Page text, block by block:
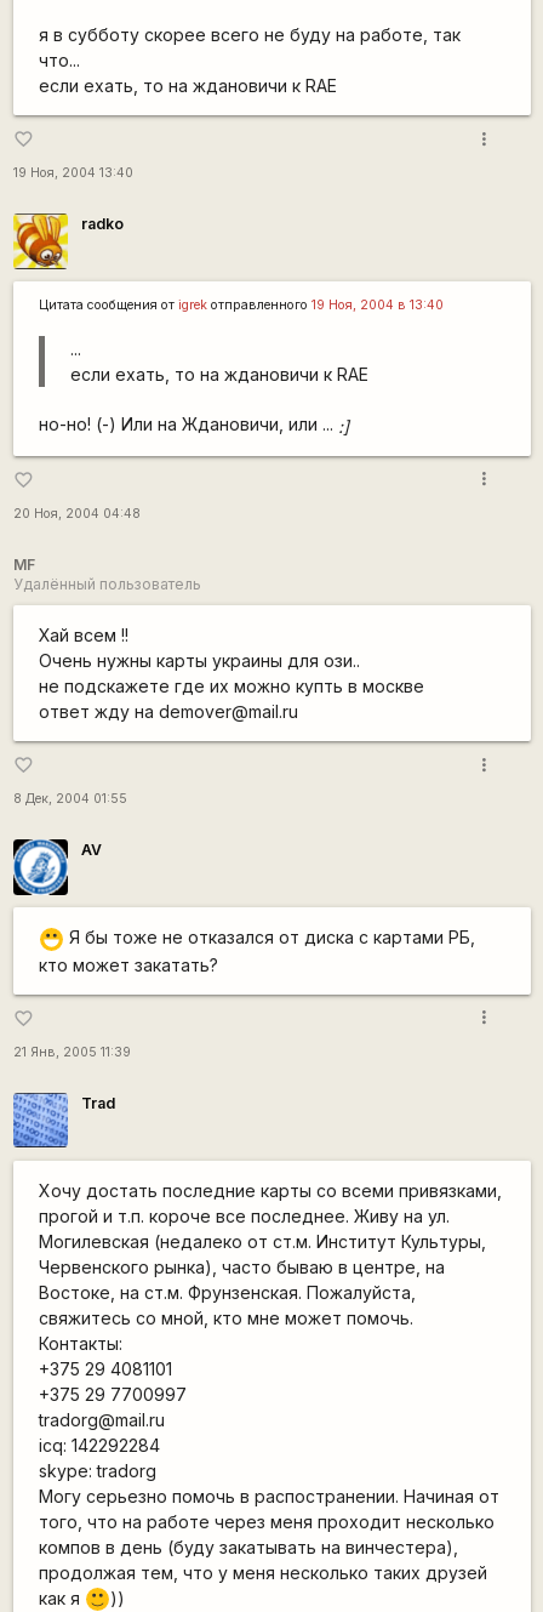
я в субботу скорее всего не буду на работе, так
что...
если ехать, то на ждановичи к RAE
favorite_border
19 Ноя, 2004 13:40
more_vert
radko
Цитата сообщения от igrekотправленного 19 Ноя, 2004 в 13:40
...
если ехать, то на ждановичи к RAE
но-но! (-) Или на Ждановичи, или ... :]
favorite_border
20 Ноя, 2004 04:48
more_vert
MF
Удалённый пользователь
Хай всем !!
Очень нужны карты украины для ози..
не подскажете где их можно купть в москве
ответ жду на demover@mail.ru
favorite_border
8 Дек, 2004 01:55
more_vert
AV
:D Я бы тоже не отказался от диска с картами РБ,
кто может закатать?
favorite_border
21 Янв, 2005 11:39
more_vert
Trad
Хочу достать последние карты со всеми привязками,
прогой и т.п. короче все последнее. Живу на ул.
Могилевская (недалеко от ст.м. Институт Культуры,
Червенского рынка), часто бываю в центре, на
Востоке, на ст.м. Фрунзенская. Пожалуйста,
свяжитесь со мной, кто мне может помочь.
Контакты:
+375 29 4081101
+375 29 7700997
tradorg@mail.ru
icq: 142292284
skype: tradorg
Могу серьезно помочь в распостранении. Начиная от
того, что на работе через меня проходит несколько
компов в день (буду закатывать на винчестера),
продолжая тем, что у меня несколько таких друзей
как я
:) ))